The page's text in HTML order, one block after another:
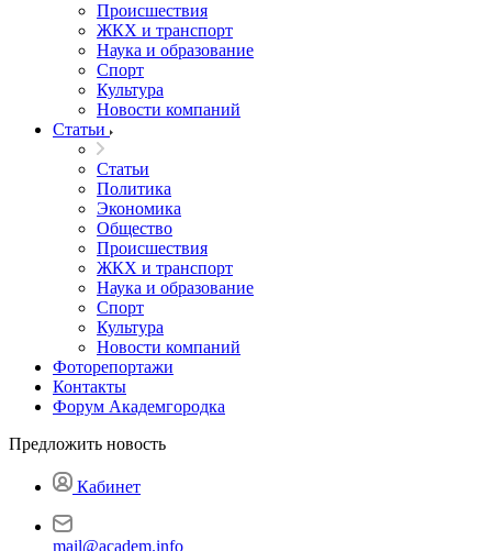
Происшествия
ЖКХ и транспорт
Наука и образование
Спорт
Культура
Новости компаний
Статьи
Статьи
Политика
Экономика
Общество
Происшествия
ЖКХ и транспорт
Наука и образование
Спорт
Культура
Новости компаний
Фоторепортажи
Контакты
Форум Академгородка
Предложить новость
Кабинет
mail@academ.info